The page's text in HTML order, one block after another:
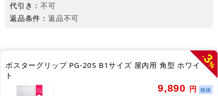
代引き：不可
返品条件： 返品不可
-
3
%
ポスターグリップ PG-20S B1サイズ 屋内用 角型 ホワイ
ト
9,890 円 税抜